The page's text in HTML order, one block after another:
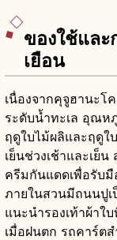
ของใช้และ
เยือน
เนื่องจากคุจูฮานะโ
ระดับน้ำทะเล อุณห
ฤดูใบไม้ผลิและฤดูใ
เย็นช่วงเช้าและเย็
ครีมกันแดดเพื่อรับมื
ภายในสวนมีถนนปู
แนะนำรองเท้าผ้าใ
เมื่อฝนตก รถคาร์ต